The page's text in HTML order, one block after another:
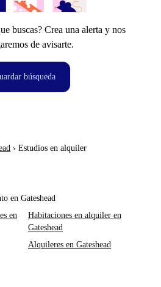
buscas? Crea una alerta y nos
de avisarte.
búsqueda
› Estudios en alquiler
en Gateshead
en
Habitaciones en alquiler en
Gateshead
Alquileres en Gateshead